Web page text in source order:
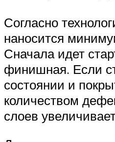
Согласно
наносится
Сначала идет
финишная. Если
состоянии и
количеством
слоев